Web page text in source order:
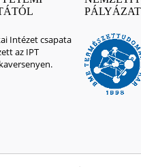
Intézet csapata
az IPT